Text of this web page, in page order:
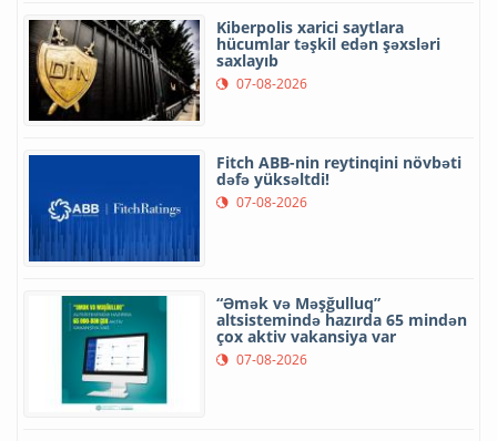
Kiberpolis xarici saytlara
hücumlar təşkil edən şəxsləri
saxlayıb
07-08-2026
Fitch ABB-nin reytinqini növbəti
dəfə yüksəltdi!
07-08-2026
“Əmək və Məşğulluq”
altsistemində hazırda 65 mindən
çox aktiv vakansiya var
07-08-2026